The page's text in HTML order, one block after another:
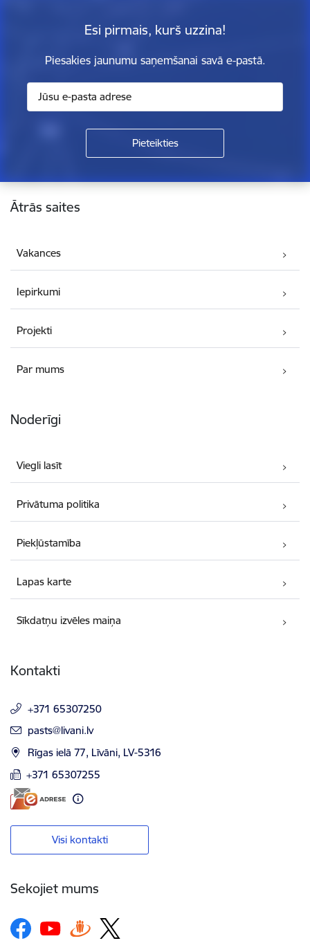
Esi pirmais, kurš uzzina!
Piesakies jaunumu saņemšanai savā e-pastā.
Kājene
Ātrās saites
Vakances
Iepirkumi
Projekti
Par mums
Noderīgi
Viegli lasīt
Privātuma politika
Piekļūstamība
Lapas karte
Sīkdatņu izvēles maiņa
Kontakti
+371 65307250
E-pasts:
pasts@livani.lv
Rīgas ielā 77, Līvāni, LV-5316
+371 65307255
Visi kontakti
Sekojiet mums